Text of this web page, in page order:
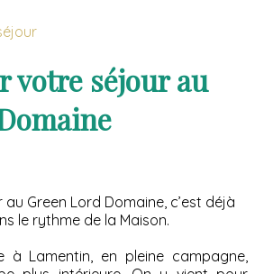
votre séjour au
Green Lord Domaine, c’est déjà
le rythme de la Maison.
à Lamentin, en pleine campagne,